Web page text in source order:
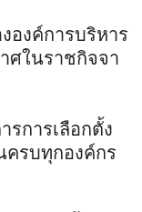
องค์การบริหาร
ศในราชกิจจา
การเลือกตั้ง
ครบทุกองค์กร